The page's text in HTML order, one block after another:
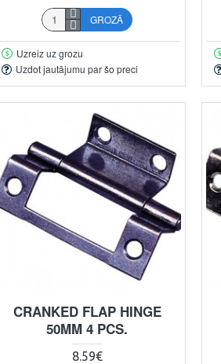
GROZĀ
Uzreiz uz grozu
Uzdot jautājumu par šo preci
CRANKED FLAP HINGE
50MM 4 PCS.
8.59€